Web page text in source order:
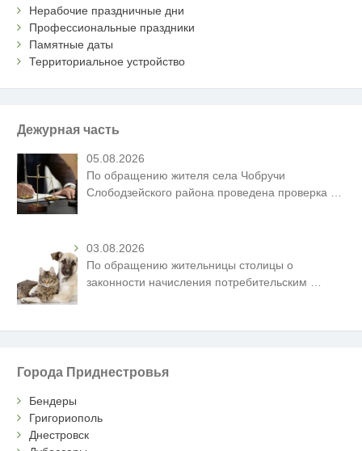
Нерабочие праздничные дни
Профессиональные праздники
Памятные даты
Территориальное устройство
Дежурная часть
05.08.2026
По обращению жителя села Чобручи
Слободзейского района проведена проверка
03.08.2026
По обращению жительницы столицы о
законности начисления потребительским …
Города Приднестровья
Бендеры
Григориополь
Днестровск